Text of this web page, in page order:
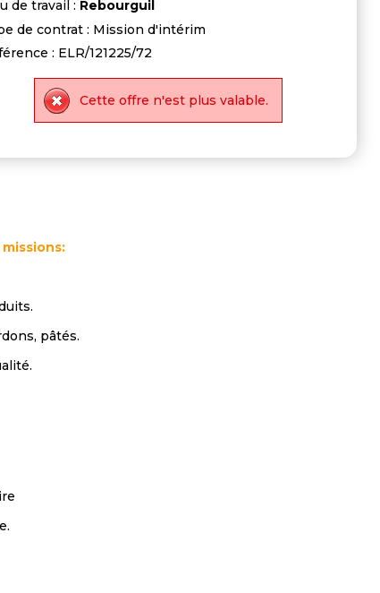
de travail : Rebourguil
de contrat : Mission d'intérim
: ELR/121225/72
Cette offre n'est plus valable.
pâtés.